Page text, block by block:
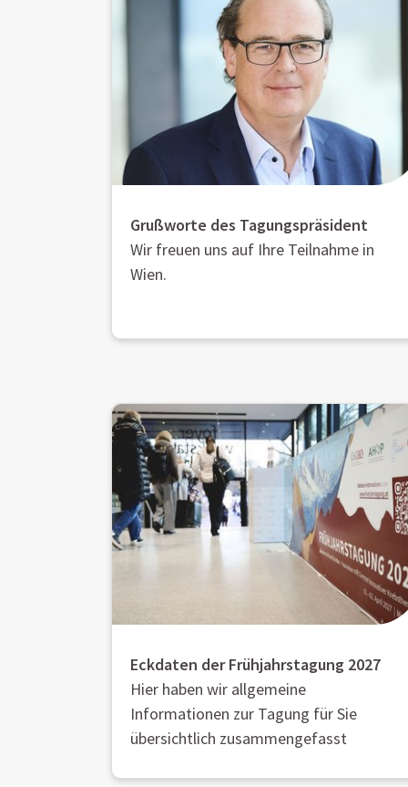
Grußworte des Tagungspräsident
Wir freuen uns auf Ihre Teilnahme in
Wien.
Eckdaten der Frühjahrstagung 2027
Hier haben wir allgemeine
Informationen zur Tagung für Sie
übersichtlich zusammengefasst